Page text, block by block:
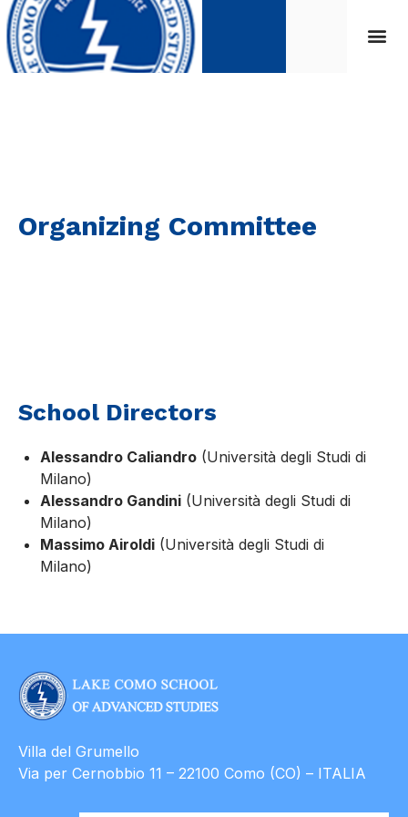
Organizing Committee
School Directors
Alessandro Caliandro (Università degli Studi di
Milano)
Alessandro Gandini (Università degli Studi di
Milano)
Massimo Airoldi (Università degli Studi di
Milano)
Villa del Grumello
Via per Cernobbio 11 – 22100 Como (CO) – ITALIA